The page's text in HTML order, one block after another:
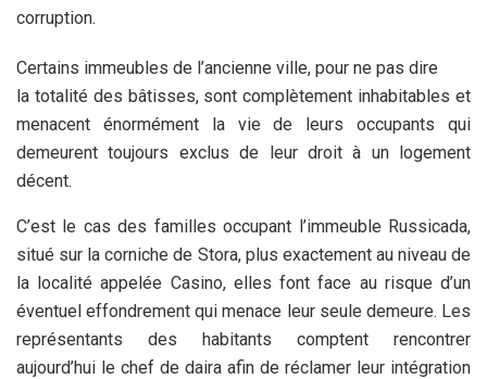
corruption.
Certains immeubles de l’ancienne ville, pour ne pas dire
la totalité des bâtisses, sont complètement inhabitables et
menacent énormément la vie de leurs occupants qui
demeurent toujours exclus de leur droit à un logement
décent.
C’est le cas des familles occupant l’immeuble Russicada,
situé sur la corniche de Stora, plus exactement au niveau de
la localité appelée Casino, elles font face au risque d’un
éventuel effondrement qui menace leur seule demeure. Les
représentants des habitants comptent rencontrer
aujourd’hui le chef de daira afin de réclamer leur intégration